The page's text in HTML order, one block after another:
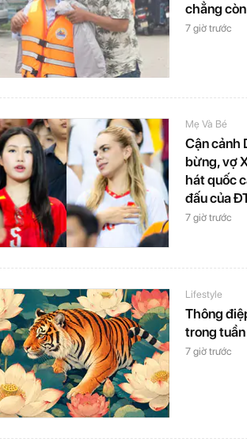
chẳng
7 giờ trước
Mẹ Và Bé
Cận cảnh
bừng, vợ
hát quốc
đấu của
7 giờ trước
Lifestyle
Thông
trong
7 giờ trước